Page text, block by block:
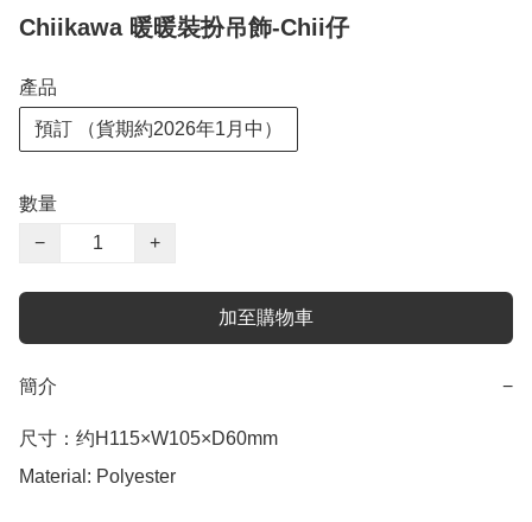
Chiikawa 暖暖裝扮吊飾-Chii仔
產品
預訂 （貨期約2026年1月中）
數量
−
+
加至購物車
簡介 −
尺寸：约H115×W105×D60mm
Material: Polyester